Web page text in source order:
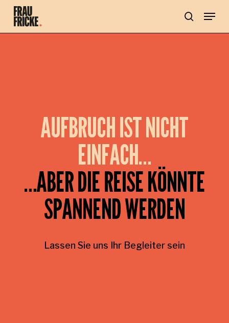
main
content
search
Menu
AUFBRUCH IST NICHT
EINFACH…
…ABER DIE REISE KÖNNTE
SPANNEND WERDEN
Lassen Sie uns Ihr Begleiter sein